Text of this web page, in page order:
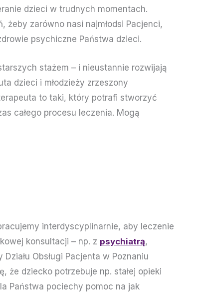
dzieci w trudnych momentach.
żeby zarówno nasi najmłodsi Pacjenci,
psychiczne Państwa dzieci.
stażem – i nieustannie rozwijają
dzieci i młodzieży zrzeszony
to taki, który potrafi stworzyć
całego procesu leczenia. Mogą
interdyscyplinarnie, aby leczenie
konsultacji – np. z psychiatrą,
Obsługi Pacjenta w Poznaniu
że dziecko potrzebuje np. stałej opieki
Państwa pociechy pomoc na jak